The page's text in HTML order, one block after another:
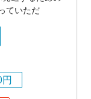
ていただ